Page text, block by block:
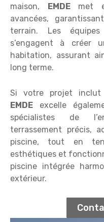
maison, EMDEmet
avancées,
terrain. Les
s’engagent à créer
habitation, assurant
long terme.
Si votre projet inclut
EMDE excelle
spécialistes de
terrassement précis,
piscine, tout en
esthétiques et
piscine intégrée
extérieur.